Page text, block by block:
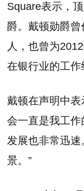
Square表示，
爵。戴顿勋爵
人，也曾为
在银行业的工作
戴顿在声明中表
会一直是我工
发展也非常迅
景。”